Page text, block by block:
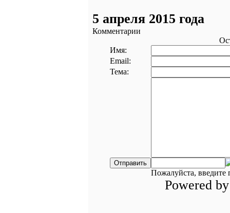
5 апреля 2015 года
Комментарии
Имя:
Email:
Тема:
Пожалуйста, введите
Powered